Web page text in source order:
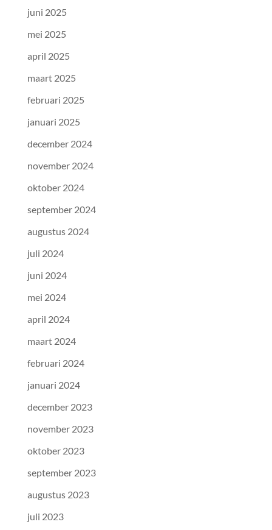
juni 2025
mei 2025
april 2025
maart 2025
februari 2025
januari 2025
december 2024
november 2024
oktober 2024
september 2024
augustus 2024
juli 2024
juni 2024
mei 2024
april 2024
maart 2024
februari 2024
januari 2024
december 2023
november 2023
oktober 2023
september 2023
augustus 2023
juli 2023